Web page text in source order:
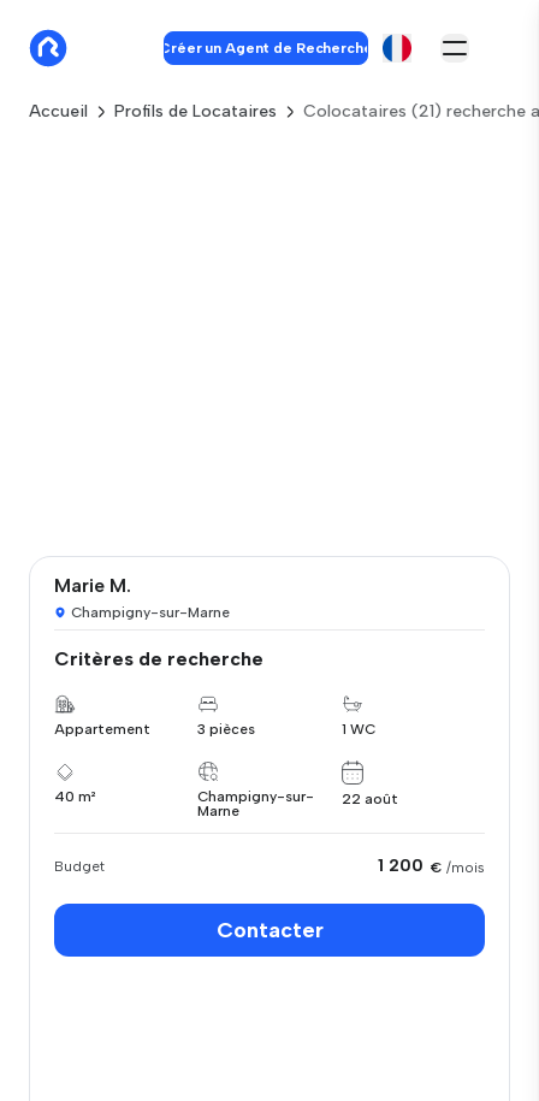
Créer un Agent de Recherche
Accueil Profils de Locataires Colocataires (21) recherche
Marie M.
Champigny-sur-Marne
Critères de recherche
Appartement 3 pièces 1 WC
40 m²
Champigny-sur-
Marne
22 août
Budget 1 200 € /mois
Contacter